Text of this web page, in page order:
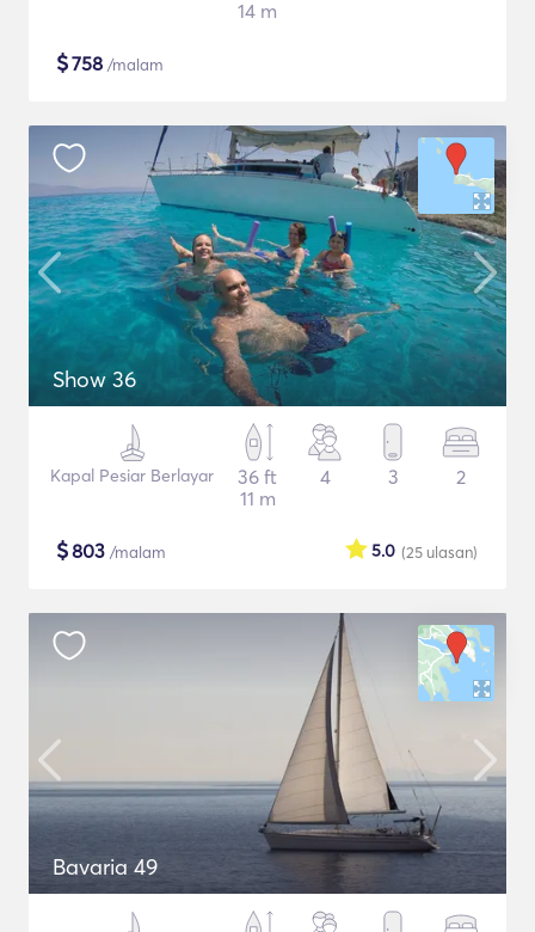
14 m
$758 /malam
Show 36
Kapal Pesiar Berlayar
36 ft
11 m
4 3 2
$803 /malam (25 ulasan)
5.0
Bavaria 49